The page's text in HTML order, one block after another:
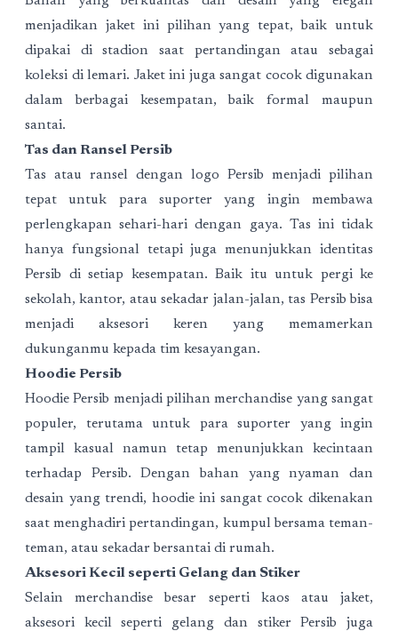
menjadikan jaket ini pilihan yang tepat, baik untuk
dipakai di stadion saat pertandingan atau sebagai
koleksi di lemari. Jaket ini juga sangat cocok digunakan
dalam berbagai kesempatan, baik formal maupun
santai.
Tas dan Ransel Persib
Tas atau ransel dengan logo Persib menjadi pilihan
tepat untuk para suporter yang ingin membawa
perlengkapan sehari-hari dengan gaya. Tas ini tidak
hanya fungsional tetapi juga menunjukkan identitas
Persib di setiap kesempatan. Baik itu untuk pergi ke
sekolah, kantor, atau sekadar jalan-jalan, tas Persib bisa
menjadi aksesori keren yang memamerkan
dukunganmu kepada tim kesayangan.
Hoodie Persib
Hoodie Persib menjadi pilihan merchandise yang sangat
populer, terutama untuk para suporter yang ingin
tampil kasual namun tetap menunjukkan kecintaan
terhadap Persib. Dengan bahan yang nyaman dan
desain yang trendi, hoodie ini sangat cocok dikenakan
saat menghadiri pertandingan, kumpul bersama teman-
teman, atau sekadar bersantai di rumah.
Aksesori Kecil seperti Gelang dan Stiker
Selain merchandise besar seperti kaos atau jaket,
aksesori kecil seperti gelang dan stiker Persib juga